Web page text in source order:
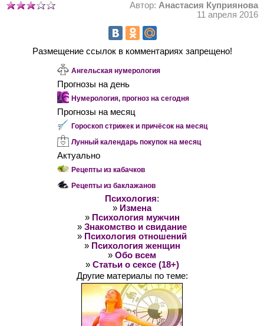
Автор: Анастасия Куприянова
11 апреля 2016
Размещение ссылок в комментариях запрещено!
Ангельская нумерология
Прогнозы на день
Нумерология, прогноз на сегодня
Прогнозы на месяц
Гороскоп стрижек и причёсок на месяц
Лунный календарь покупок на месяц
Актуально
Рецепты из кабачков
Рецепты из баклажанов
Психология:
» Измена
» Психология мужчин
» Знакомство и свидание
» Психология отношений
» Психология женщин
» Обо всем
» Статьи о сексе (18+)
Другие материалы по теме: